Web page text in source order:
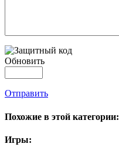
Обновить
Отправить
Похожие в этой категории:
Игры: